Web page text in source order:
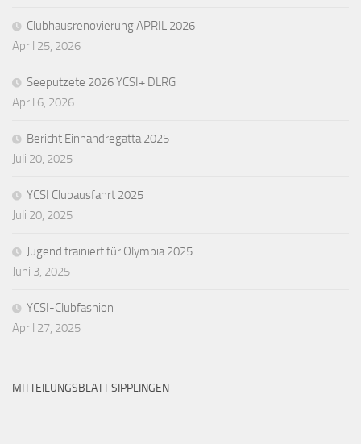
Clubhausrenovierung APRIL 2026
April 25, 2026
Seeputzete 2026 YCSI+ DLRG
April 6, 2026
Bericht Einhandregatta 2025
Juli 20, 2025
YCSI Clubausfahrt 2025
Juli 20, 2025
Jugend trainiert für Olympia 2025
Juni 3, 2025
YCSI-Clubfashion
April 27, 2025
MITTEILUNGSBLATT SIPPLINGEN